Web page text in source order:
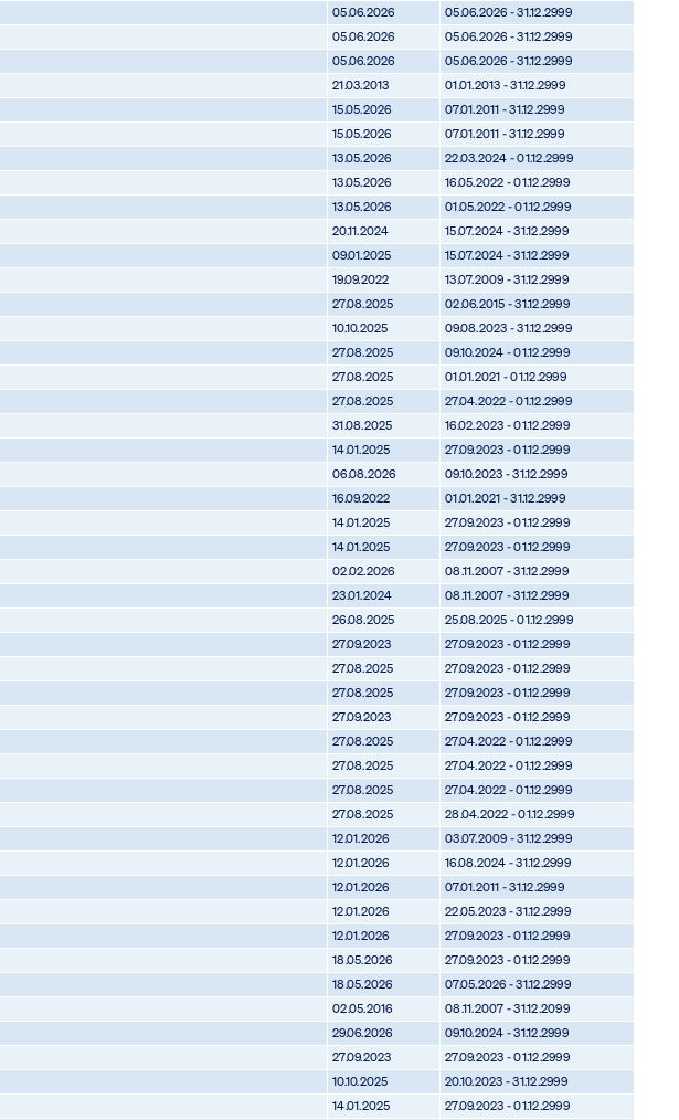
05.06.2026
05.06.2026 - 31.12.2999
05.06.2026
05.06.2026 - 31.12.2999
05.06.2026
05.06.2026 - 31.12.2999
21.03.2013
01.01.2013 - 31.12.2999
15.05.2026
07.01.2011 - 31.12.2999
15.05.2026
07.01.2011 - 31.12.2999
13.05.2026
22.03.2024 - 01.12.2999
13.05.2026
16.05.2022 - 01.12.2999
13.05.2026
01.05.2022 - 01.12.2999
20.11.2024
15.07.2024 - 31.12.2999
09.01.2025
15.07.2024 - 31.12.2999
19.09.2022
13.07.2009 - 31.12.2999
27.08.2025
02.06.2015 - 31.12.2999
10.10.2025
09.08.2023 - 31.12.2999
27.08.2025
09.10.2024 - 01.12.2999
27.08.2025
01.01.2021 - 01.12.2999
27.08.2025
27.04.2022 - 01.12.2999
31.08.2025
16.02.2023 - 01.12.2999
14.01.2025
27.09.2023 - 01.12.2999
06.08.2026
09.10.2023 - 31.12.2999
16.09.2022
01.01.2021 - 31.12.2999
14.01.2025
27.09.2023 - 01.12.2999
14.01.2025
27.09.2023 - 01.12.2999
02.02.2026
08.11.2007 - 31.12.2999
23.01.2024
08.11.2007 - 31.12.2999
26.08.2025
25.08.2025 - 01.12.2999
27.09.2023
27.09.2023 - 01.12.2999
27.08.2025
27.09.2023 - 01.12.2999
27.08.2025
27.09.2023 - 01.12.2999
27.09.2023
27.09.2023 - 01.12.2999
27.08.2025
27.04.2022 - 01.12.2999
27.08.2025
27.04.2022 - 01.12.2999
27.08.2025
27.04.2022 - 01.12.2999
27.08.2025
28.04.2022 - 01.12.2999
12.01.2026
03.07.2009 - 31.12.2999
12.01.2026
16.08.2024 - 31.12.2999
12.01.2026
07.01.2011 - 31.12.2999
12.01.2026
22.05.2023 - 31.12.2999
12.01.2026
27.09.2023 - 01.12.2999
18.05.2026
27.09.2023 - 01.12.2999
18.05.2026
07.05.2026 - 31.12.2999
02.05.2016
08.11.2007 - 31.12.2099
29.06.2026
09.10.2024 - 31.12.2999
27.09.2023
27.09.2023 - 01.12.2999
10.10.2025
20.10.2023 - 31.12.2999
14.01.2025
27.09.2023 - 01.12.2999